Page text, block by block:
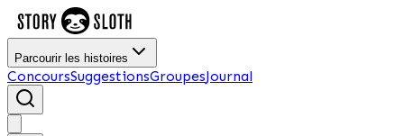
Parcourir les histoires
ConcoursSuggestionsGroupesJournal